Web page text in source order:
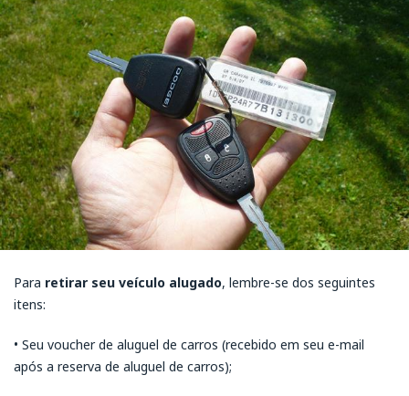
Para retirar seu veículo alugado, lembre-se dos seguintes
itens:
• Seu voucher de aluguel de carros (recebido em seu e-mail
após a reserva de aluguel de carros);